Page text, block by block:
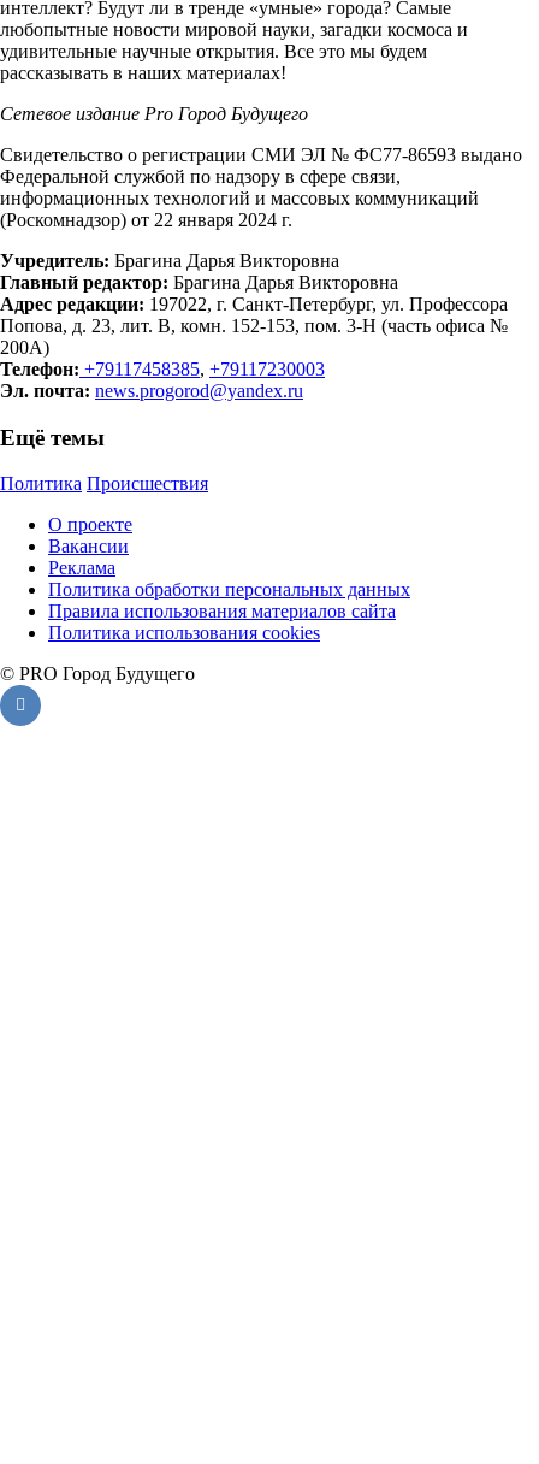
интеллект? Будут ли в тренде «умные» города? Самые
любопытные новости мировой науки, загадки космоса и
удивительные научные открытия. Все это мы будем
рассказывать в наших материалах!
Сетевое издание Рrо Город Будущего
Свидетельство о регистрации СМИ ЭЛ № ФС77-86593 выдано
Федеральной службой по надзору в сфере связи,
информационных технологий и массовых коммуникаций
(Роскомнадзор) от 22 января 2024 г.
Учредитель: Брагина Дарья Викторовна
Главный редактор: Брагина Дарья Викторовна
Адрес редакции: 197022, г. Санкт-Петербург, ул. Профессора
Попова, д. 23, лит. В, комн. 152-153, пом. 3-Н (часть офиса №
200А)
Телефон: +79117458385, +79117230003
Эл. почта: news.progorod@yandex.ru
Ещё темы
Политика Происшествия
О проекте
Вакансии
Реклама
Политика обработки персональных данных
Правила использования материалов сайта
Политика использования cookies
© PRO Город Будущего